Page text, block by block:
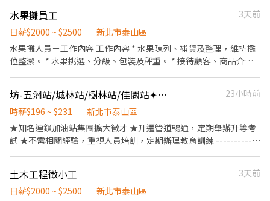
工作內容： 1. 包裹收寄、搬運、盤點、理貨 2. 協助門市服務與收銀
作業 3. 維持環境清潔 4. 配合調店及支援工作 5. 協助門市日常營運維
護 ✅工作時間： 早班：10:30-17:30 晚班：16:15-22:45、18:45-
22:45 假日班：10:30-22:45 *皆為彈性排班，視情況加班 ＊ 一週至
德店 新北市泰山區仁德路10號1樓 😊門市缺額變動很快很快，先搶
先贏 ＊＊＊＊＊＊＊＊＊＊＊＊＊＊＊＊＊＊＊＊ ☑️至少配合四個
育訓練＋店面實習，新手也OK！💡
水果攤員工
3天前
日薪$2000 ~ $2500
新北市泰山區
水果攤人員－工作內容 工作內容 * 水果陳列、補貨及整理，維持攤
位整潔。 * 水果挑選、分級、包裝及秤重。 * 接待顧客、商品介紹
辦事項。 工作需求 * 需自行前往上班地點 週一、週四 ：台北市中山
區 週五：台北市松山區 週六、日：新莊迴龍 （每週固定休二、三）
* 能適應久站及搬運重物（約15～25公斤）。 * 能適應戶外工作環
境，不畏日曬、炎熱、寒冷及天候變化。 * 做事細心、有責任感，
我們提供 * 穩定的工作環境及完善教育訓練。 * 團隊互助，工作氣
氛良好。 * 依工作表現提供調薪、獎金及升遷機會。 * 歡迎願意長
坊-五洲站/城林站/樹林站/佳園站✦連鎖加油站✦誠徵早中夜班夥伴✦可兼職
23小時前
時薪$196 ~ $231
新北市泰山區
★知名連鎖加油站集團擴大徵才 ★升遷管道暢通，定期舉辦升等考
試 ★不需相關經驗，重視人員培訓，定期辦理教育訓練 ------------
洗車作業.協助銷售副產品(有額外工作獎金，增加個人收入) --------
-------------------------------------------------------------------
土木工程徵小工
3天前
日薪$2000 ~ $2500
新北市泰山區